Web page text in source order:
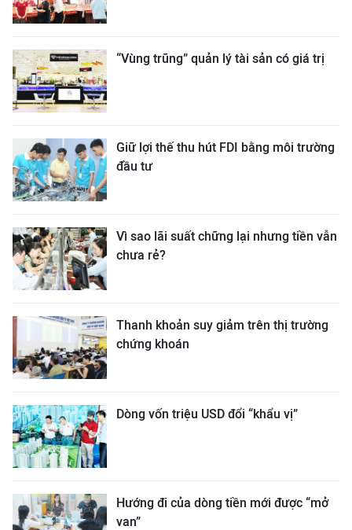
“Vùng trũng” quản lý tài sản có giá trị
Giữ lợi thế thu hút FDI bằng môi trường
đầu tư
Vì sao lãi suất chững lại nhưng tiền vẫn
chưa rẻ?
Thanh khoản suy giảm trên thị trường
chứng khoán
Dòng vốn triệu USD đổi “khẩu vị”
Hướng đi của dòng tiền mới được “mở
van”